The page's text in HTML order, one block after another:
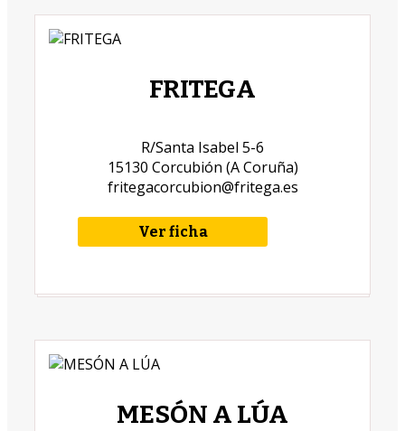
FRITEGA
R/Santa Isabel 5-6
15130 Corcubión (A Coruña)
fritegacorcubion@fritega.es
Ver ficha
MESÓN A LÚA